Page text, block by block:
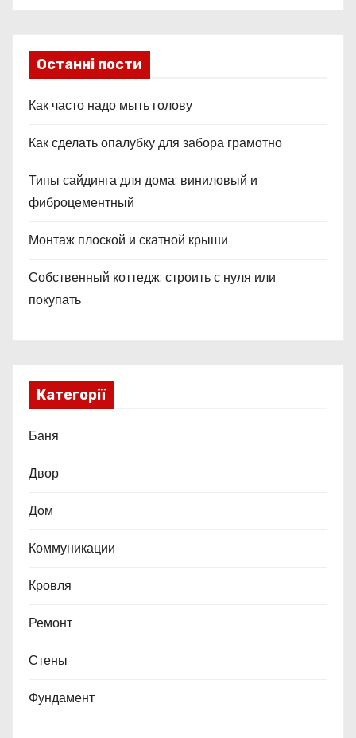
я
м
Останні пости
Как часто надо мыть голову
Как сделать опалубку для забора грамотно
Типы сайдинга для дома: виниловый и
фиброцементный
Монтаж плоской и скатной крыши
Собственный коттедж: строить с нуля или
покупать
Категорії
Баня
Двор
Дом
Коммуникации
Кровля
Ремонт
Стены
Фундамент